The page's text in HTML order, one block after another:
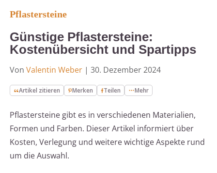
Pflastersteine
Günstige Pflastersteine:
Kostenübersicht und Spartipps
Von Valentin Weber | 30. Dezember 2024
Artikel zitieren Merken Teilen Mehr
Pflastersteine gibt es in verschiedenen Materialien,
Formen und Farben. Dieser Artikel informiert über
Kosten, Verlegung und weitere wichtige Aspekte rund
um die Auswahl.